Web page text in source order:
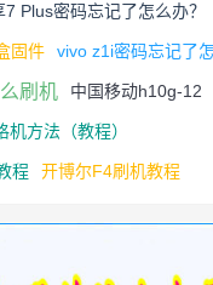
Plus密码忘记了怎么办？
固件 vivo z1i密码忘记了
刷机 中国移动h10g-12
机方法（教程）
程 开博尔F4刷机教程